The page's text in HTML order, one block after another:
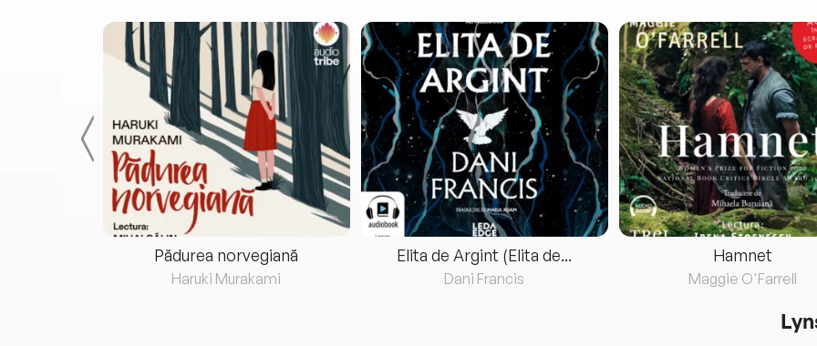
Pădurea norvegiană
Haruki Murakami
Elita de Argint (Elita de...
Dani Francis
Hamnet
Maggie O'Farrell